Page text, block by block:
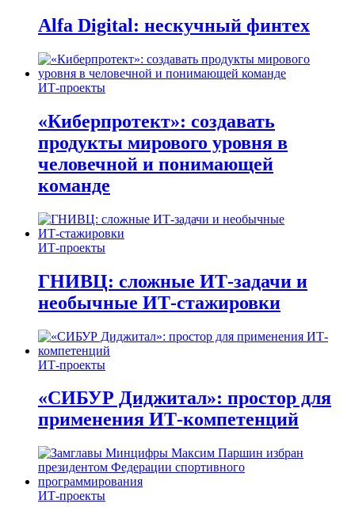
Alfa Digital: нескучный финтех
ИТ-проекты
«Киберпротект»: создавать
продукты мирового уровня в
человечной и понимающей
команде
ИТ-проекты
ГНИВЦ: сложные ИТ‑задачи и
необычные ИТ‑стажировки
ИТ-проекты
«СИБУР Диджитал»: простор для
применения ИТ-компетенций
ИТ-проекты